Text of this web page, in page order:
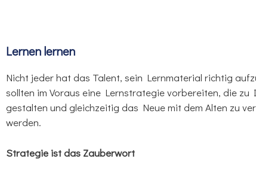
Lernen lernen
Nicht jeder hat das Talent, sein Lernmaterial richtig
sollten im Voraus eine Lernstrategie vorbereiten, die
gestalten und gleichzeitig das Neue mit dem Alten zu
werden.
Strategie ist das Zauberwort